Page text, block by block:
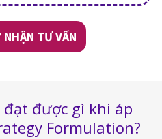
TƯ VẤN
được gì khi áp
Formulation?